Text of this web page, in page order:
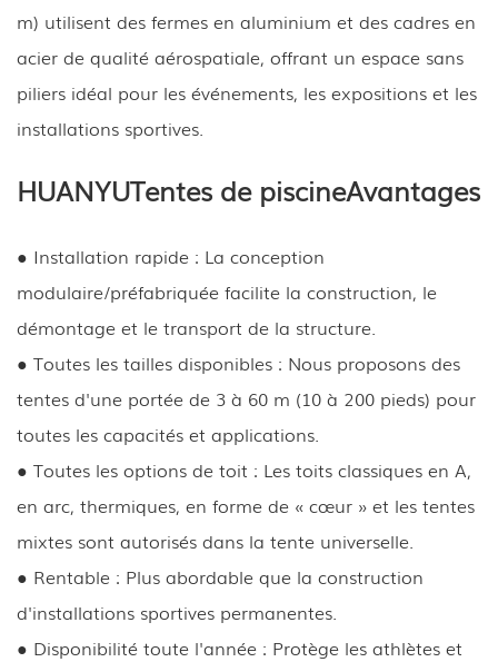
m) utilisent des fermes en aluminium et des cadres en
acier de qualité aérospatiale, offrant un espace sans
piliers idéal pour les événements, les expositions et les
installations sportives.
HUANYUTentes de piscineAvantages
● Installation rapide : La conception
modulaire/préfabriquée facilite la construction, le
démontage et le transport de la structure.
● Toutes les tailles disponibles : Nous proposons des
tentes d'une portée de 3 à 60 m (10 à 200 pieds) pour
toutes les capacités et applications.
● Toutes les options de toit : Les toits classiques en A,
en arc, thermiques, en forme de « cœur » et les tentes
mixtes sont autorisés dans la tente universelle.
● Rentable : Plus abordable que la construction
d'installations sportives permanentes.
● Disponibilité toute l'année : Protège les athlètes et